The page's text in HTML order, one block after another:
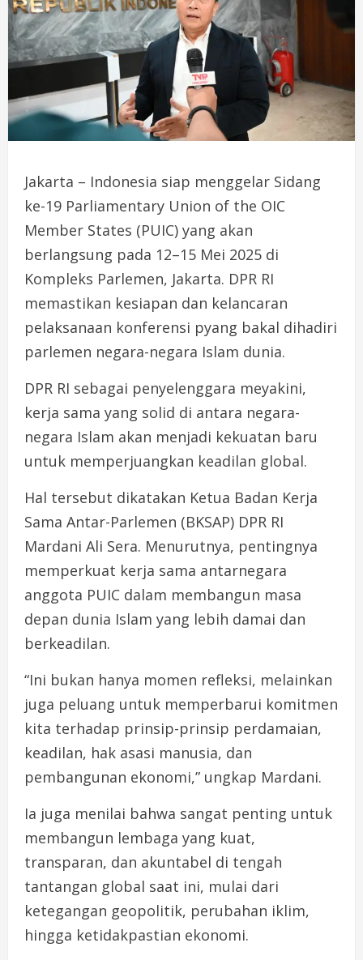
Jakarta – Indonesia siap menggelar Sidang
ke-19 Parliamentary Union of the OIC
Member States (PUIC) yang akan
berlangsung pada 12–15 Mei 2025 di
Kompleks Parlemen, Jakarta. DPR RI
memastikan kesiapan dan kelancaran
pelaksanaan konferensi pyang bakal dihadiri
parlemen negara-negara Islam dunia.
DPR RI sebagai penyelenggara meyakini,
kerja sama yang solid di antara negara-
negara Islam akan menjadi kekuatan baru
untuk memperjuangkan keadilan global.
Hal tersebut dikatakan Ketua Badan Kerja
Sama Antar-Parlemen (BKSAP) DPR RI
Mardani Ali Sera. Menurutnya, pentingnya
memperkuat kerja sama antarnegara
anggota PUIC dalam membangun masa
depan dunia Islam yang lebih damai dan
berkeadilan.
“Ini bukan hanya momen refleksi, melainkan
juga peluang untuk memperbarui komitmen
kita terhadap prinsip-prinsip perdamaian,
keadilan, hak asasi manusia, dan
pembangunan ekonomi,” ungkap Mardani.
Ia juga menilai bahwa sangat penting untuk
membangun lembaga yang kuat,
transparan, dan akuntabel di tengah
tantangan global saat ini, mulai dari
ketegangan geopolitik, perubahan iklim,
hingga ketidakpastian ekonomi.